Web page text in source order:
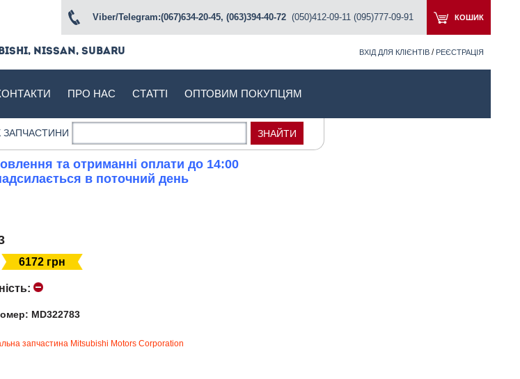
КОШИК
Viber/Telegram:(067)634-20-45, (063)394-40-72 (050)412-09-11 (095)777-09-91
Nissan, Subaru ВХІД ДЛЯ КЛІЄНТІВ / РЕЄСТРАЦІЯ
ПРО НАС СТАТТІ ОПТОВИМ ПОКУПЦЯМ
та отриманні оплати до 14:00
в поточний день
6172 грн
MD322783
запчастина Mitsubishi Motors Corporation